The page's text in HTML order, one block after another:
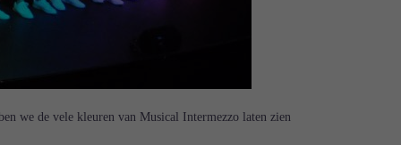
we de vele kleuren van Musical Intermezzo laten zien